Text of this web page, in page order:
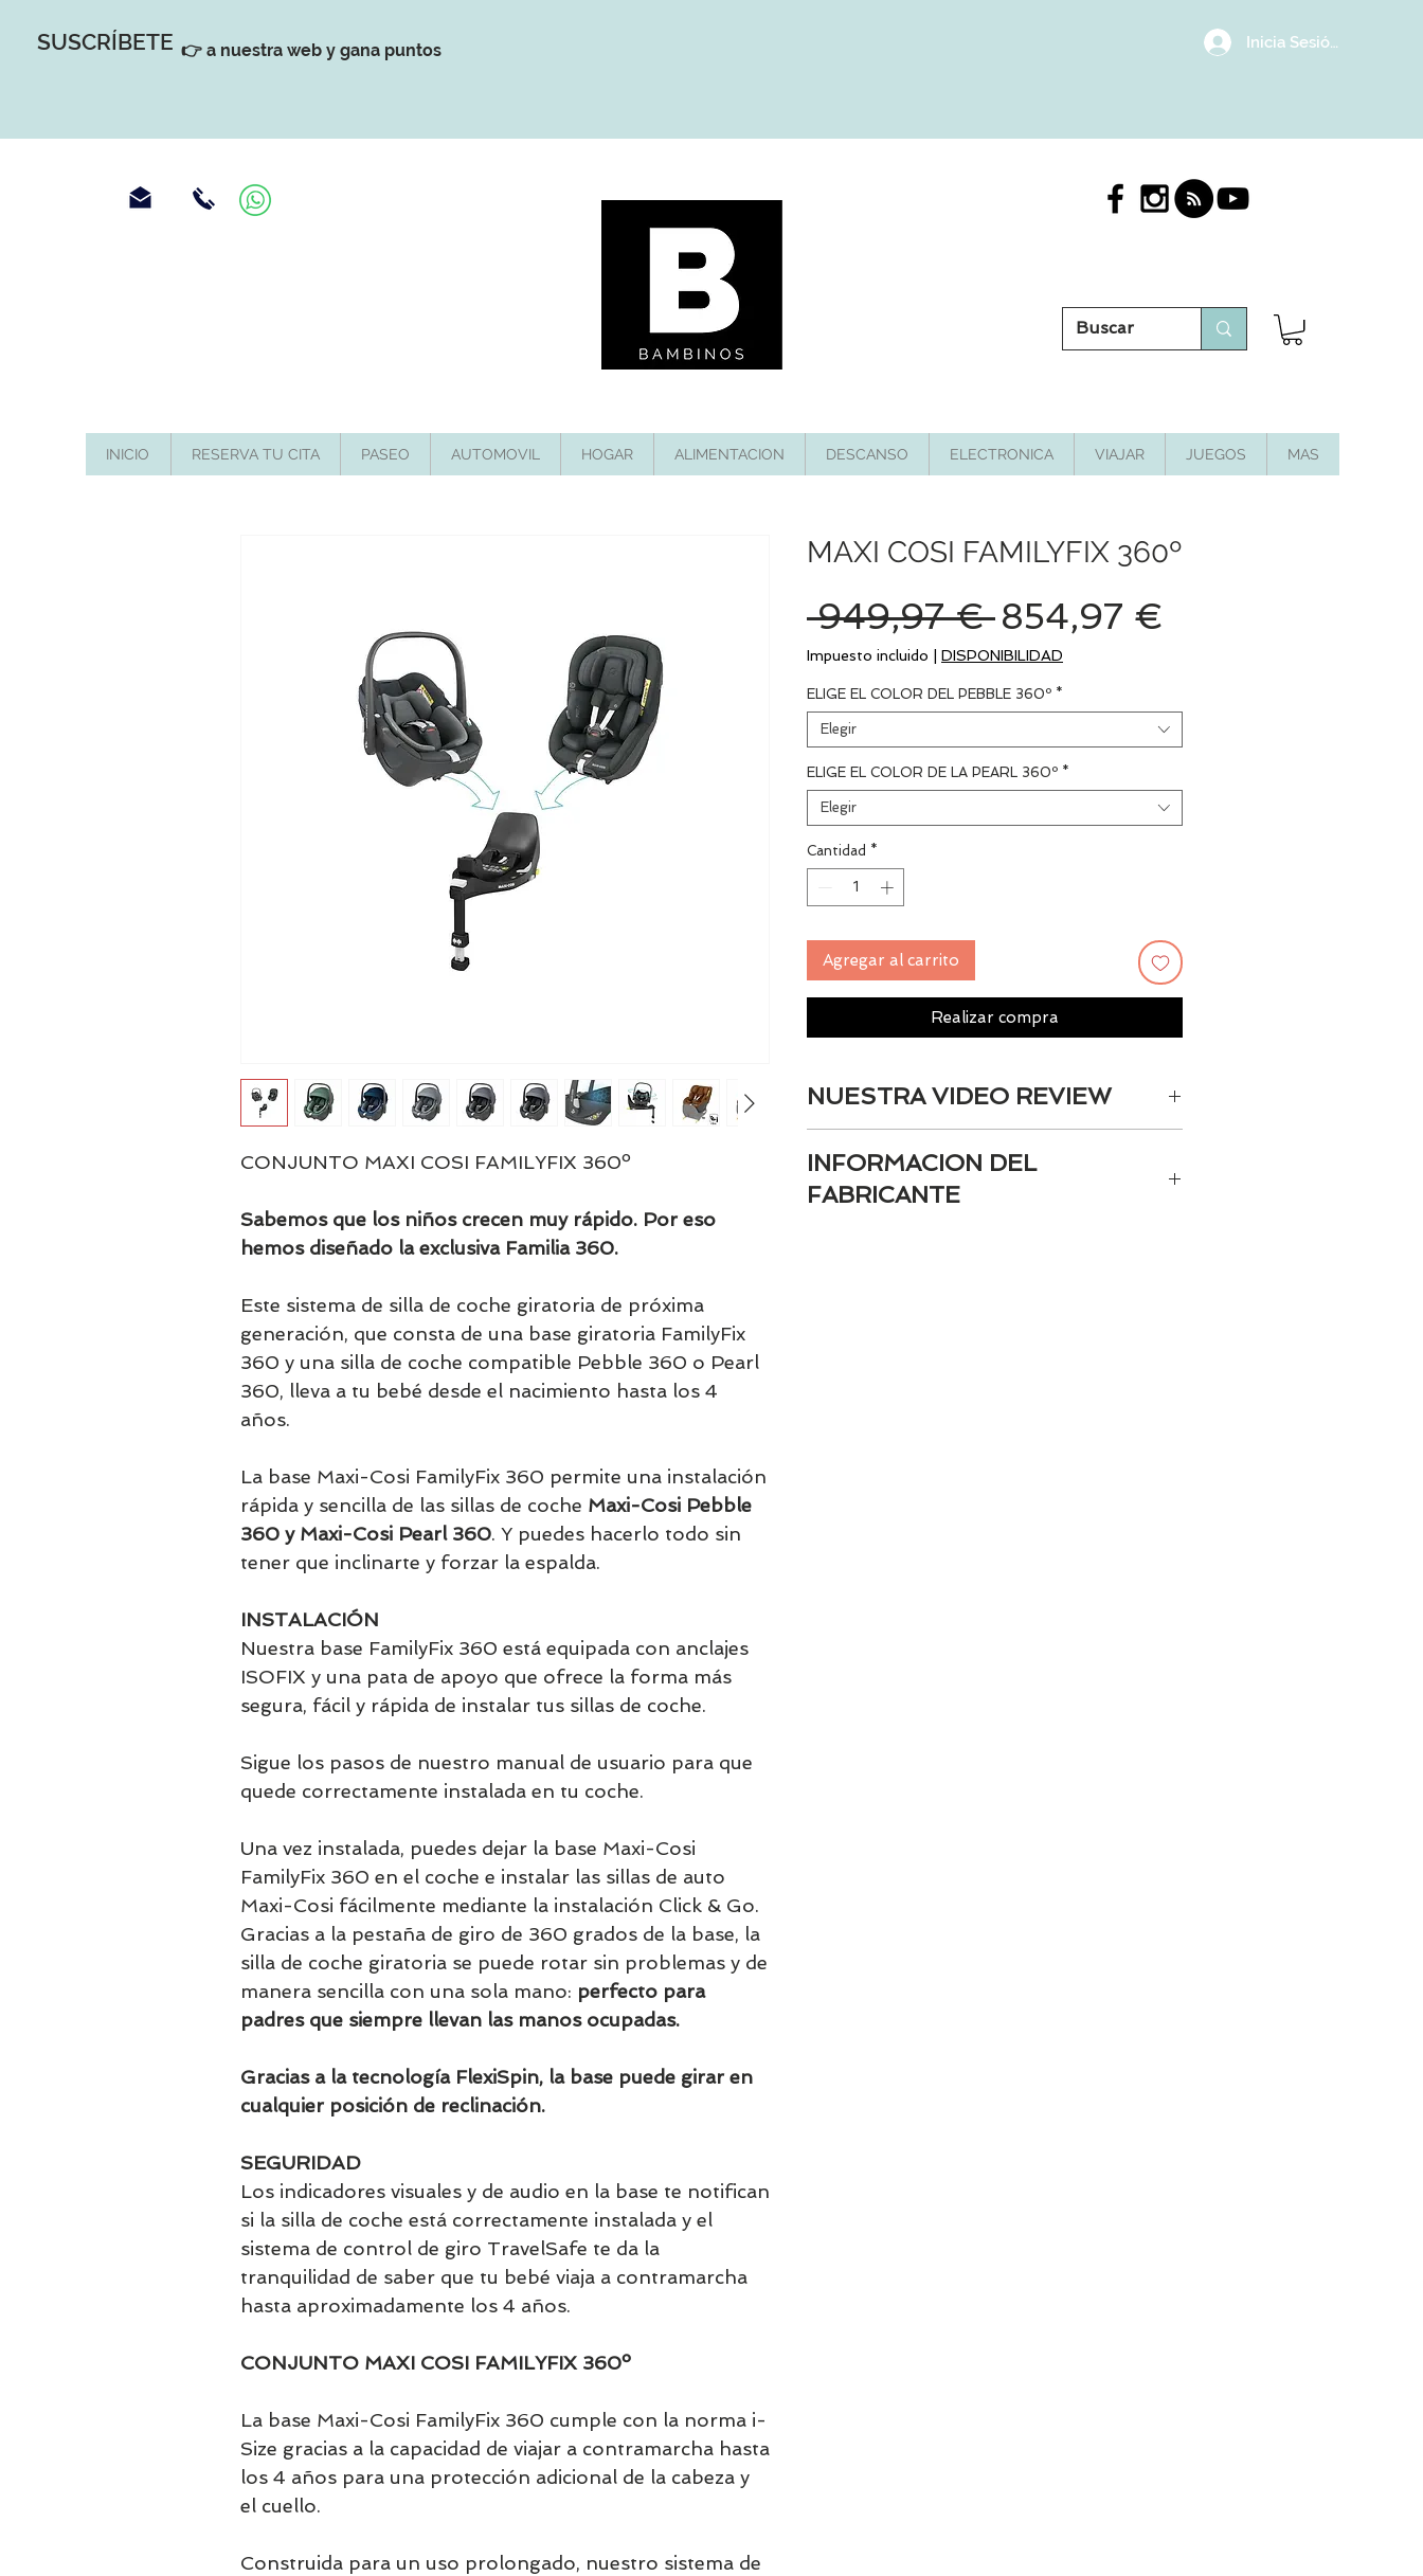
SUSCRÍBETE 👉 a nuestra web y gana puntos Inicia Sesión/
INICIO RESERVA TU CITA PASEO AUTOMOVIL HOGAR ALIMENTACION DESCANSO ELECTRONICA VIAJAR JUEGOS MAS
CONJUNTO MAXI COSI FAMILYFIX 360º
Sabemos que los niños crecen muy rápido. Por eso
hemos diseñado la exclusiva Familia 360.
Este sistema de silla de coche giratoria de próxima
generación, que consta de una base giratoria FamilyFix
360 y una silla de coche compatible Pebble 360 o Pearl
360, lleva a tu bebé desde el nacimiento hasta los 4
años.
La base Maxi-Cosi FamilyFix 360 permite una instalación
rápida y sencilla de las sillas de coche Maxi-Cosi Pebble
360 y Maxi-Cosi Pearl 360. Y puedes hacerlo todo sin
tener que inclinarte y forzar la espalda.
INSTALACIÓN
Nuestra base FamilyFix 360 está equipada con anclajes
ISOFIX y una pata de apoyo que ofrece la forma más
segura, fácil y rápida de instalar tus sillas de coche.
Sigue los pasos de nuestro manual de usuario para que
quede correctamente instalada en tu coche.
Una vez instalada, puedes dejar la base Maxi-Cosi
FamilyFix 360 en el coche e instalar las sillas de auto
Maxi-Cosi fácilmente mediante la instalación Click & Go.
Gracias a la pestaña de giro de 360 grados de la base, la
silla de coche giratoria se puede rotar sin problemas y de
manera sencilla con una sola mano: perfecto para
padres que siempre llevan las manos ocupadas.
Gracias a la tecnología FlexiSpin, la base puede girar en
cualquier posición de reclinación.
SEGURIDAD
Los indicadores visuales y de audio en la base te notifican
si la silla de coche está correctamente instalada y el
sistema de control de giro TravelSafe te da la
tranquilidad de saber que tu bebé viaja a contramarcha
hasta aproximadamente los 4 años.
CONJUNTO MAXI COSI FAMILYFIX 360º
La base Maxi-Cosi FamilyFix 360 cumple con la norma i-
Size gracias a la capacidad de viajar a contramarcha hasta
los 4 años para una protección adicional de la cabeza y
el cuello.
Construida para un uso prolongado, nuestro sistema de
MAXI COSI FAMILYFIX 360º
949,97 € Precio
854,97 €
oferta
Impuesto incluido DISPONIBILIDAD
ELIGE EL COLOR DEL PEBBLE 360º *
Elegir
ELIGE EL COLOR DE LA PEARL 360º *
Elegir
Cantidad *
Agregar al carrito
Realizar compra
NUESTRA VIDEO REVIEW
canal deYoutube.
INFORMACION DEL
FABRICANTE